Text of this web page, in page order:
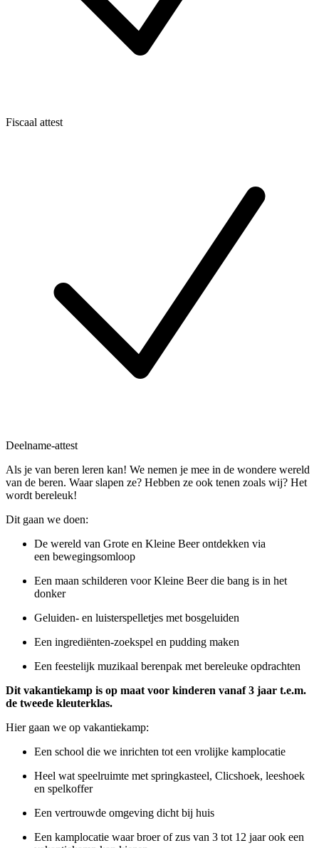
Fiscaal attest
Deelname-attest
Als je van beren leren kan! We nemen je mee in de wondere wereld
van de beren. Waar slapen ze? Hebben ze ook tenen zoals wij? Het
wordt bereleuk!
Dit gaan we doen:
De wereld van Grote en Kleine Beer ontdekken via
een bewegingsomloop
Een maan schilderen voor Kleine Beer die bang is in het
donker
Geluiden- en luisterspelletjes met bosgeluiden
Een ingrediënten-zoekspel en pudding maken
Een feestelijk muzikaal berenpak met bereleuke opdrachten
Dit vakantiekamp is op maat voor kinderen vanaf 3 jaar t.e.m.
de tweede kleuterklas.
Hier gaan we op vakantiekamp:
Een school die we inrichten tot een vrolijke kamplocatie
Heel wat speelruimte met springkasteel, Clicshoek, leeshoek
en spelkoffer
Een vertrouwde omgeving dicht bij huis
Een kamplocatie waar broer of zus van 3 tot 12 jaar ook een